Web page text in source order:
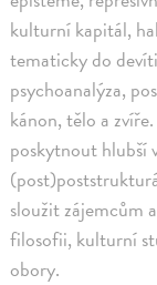
kulturní kapitál,
tematicky do
psychoanalýza,
kánon, tělo a
poskytnout hlubší
sloužit zájemcům
filosofii, kulturní
obory.